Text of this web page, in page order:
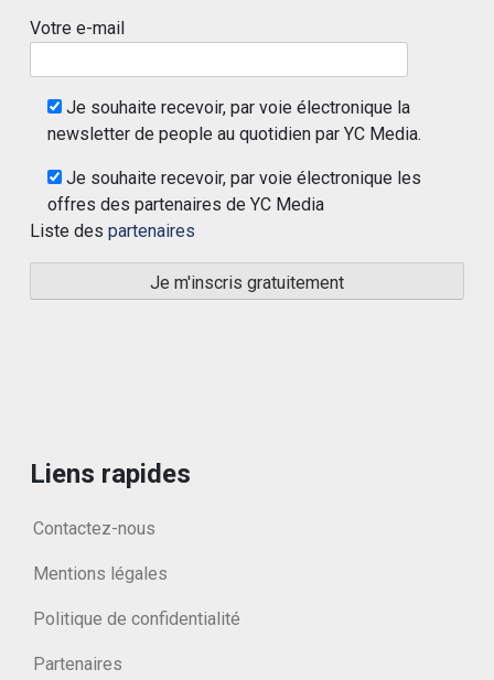
Votre e-mail
Je souhaite recevoir, par voie électronique la
newsletter de people au quotidien par YC Media.
Je souhaite recevoir, par voie électronique les
offres des partenaires de YC Media
Liste des partenaires
Liens rapides
Contactez-nous
Mentions légales
Politique de confidentialité
Partenaires